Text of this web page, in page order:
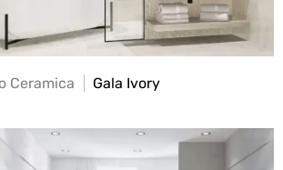
Ceramica Gala Ivory